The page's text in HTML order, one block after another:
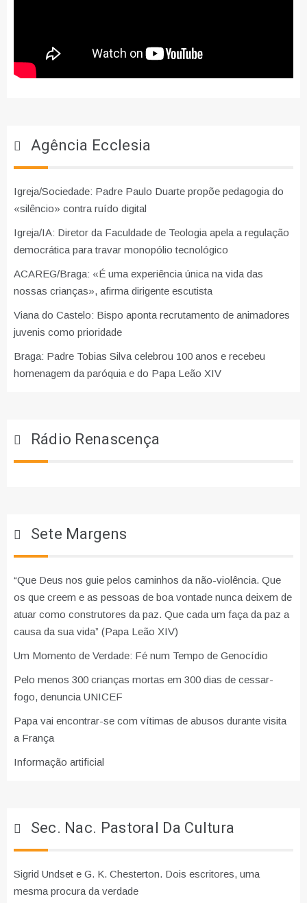
Agência Ecclesia
Igreja/Sociedade: Padre Paulo Duarte propõe pedagogia do
«silêncio» contra ruído digital
Igreja/IA: Diretor da Faculdade de Teologia apela a regulação
democrática para travar monopólio tecnológico
ACAREG/Braga: «É uma experiência única na vida das
nossas crianças», afirma dirigente escutista
Viana do Castelo: Bispo aponta recrutamento de animadores
juvenis como prioridade
Braga: Padre Tobias Silva celebrou 100 anos e recebeu
homenagem da paróquia e do Papa Leão XIV
Rádio Renascença
Sete Margens
“Que Deus nos guie pelos caminhos da não-violência. Que
os que creem e as pessoas de boa vontade nunca deixem de
atuar como construtores da paz. Que cada um faça da paz a
causa da sua vida” (Papa Leão XIV)
Um Momento de Verdade: Fé num Tempo de Genocídio
Pelo menos 300 crianças mortas em 300 dias de cessar-
fogo, denuncia UNICEF
Papa vai encontrar-se com vítimas de abusos durante visita
a França
Informação artificial
Sec. Nac. Pastoral Da Cultura
Sigrid Undset e G. K. Chesterton. Dois escritores, uma
mesma procura da verdade